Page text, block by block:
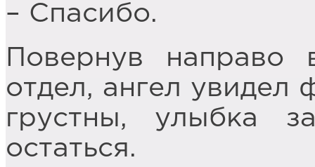
– Спасибо.
Повернув
отдел, ангел
грустны, улыбка
остаться.